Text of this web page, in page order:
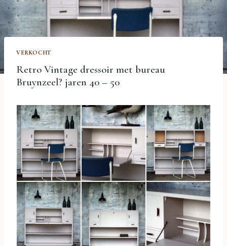
VERKOCHT
Retro Vintage dressoir met bureau
Bruynzeel? jaren 40 – 50